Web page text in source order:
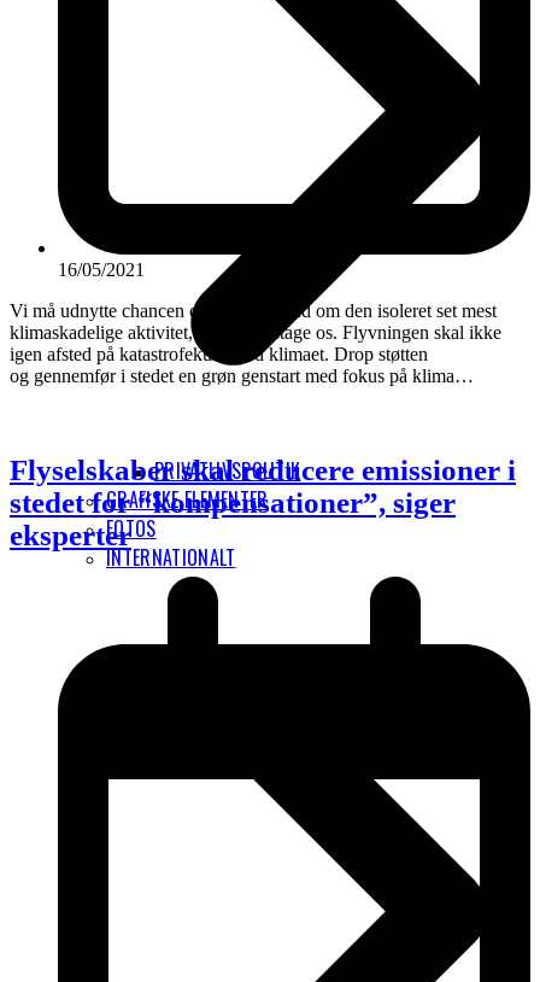
PRIVATLIVSPOLITIK
GRAFISKE ELEMENTER
FOTOS
INTERNATIONALT
16/05/2021
Vi må udnytte chancen og få taget hånd om den isoleret set mest
klimaskadelige aktivitet, vi kan foretage os. Flyvningen skal ikke
igen afsted på katastrofekurs mod klimaet. Drop støtten
og gennemfør i stedet en grøn genstart med fokus på klima…
Flyselskaber skal reducere emissioner i
stedet for “kompensationer”, siger
eksperter